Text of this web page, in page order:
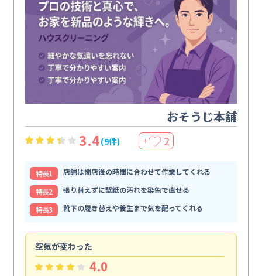
おそうじ本舗
3.4(9件) ＋ 2
特⻑1
店舗は閉店後の時間に合わせて作業してくれる
特⻑2
張り替えずに壁紙の汚れを染色で直せる
特⻑3
靴下の履き替えや養生まで気を配ってくれる
空気が変わった
4.0